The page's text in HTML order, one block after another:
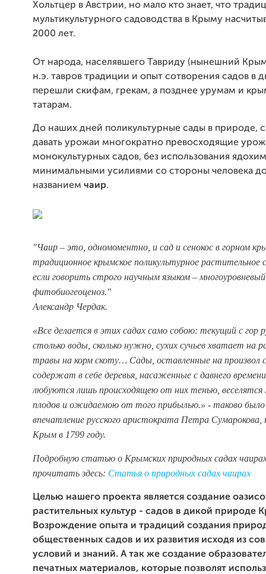
Хольтцер в Австрии, но мало кто знает, что
мультикультурного садоводства в Крыму
2000 лет.
От народа, населявшего Тавриду (нынешний
н.э. тавров традиции и опыт сотворения садов в
перешли скифам, грекам, а позднее урумам и
татарам.
До наших дней поликультурные сады в природе,
давать урожаи многократно превосходящие
монокультурных садов, без использования
минимальными усилиями со стороны человека
названием чаир.
"Чаир – это, одномоментно, и сад и сенокос в горном
традиционное крымское поликультурное растительное
если говорить строго научным языком – многоуровневый
фитобиогеоценоз."
Александр Чердак.
«Все делается в этих садах само собою: текущий с гор
столько воды, сколько нужно, сухих сучьев хватает на
травы на корм скоту… Сады, оставленные на произвол
содержат в себе деревья, насаженные с давнего
любуются лишь происходящею от них тенью,
плодов и ожидаемою от того прибылью.» - таково было
впечатление русского аристократа Петра Сумарокова,
Крым в 1799 году.
Подробную статью о Крымских природных садах
прочитать здесь: Статья о природных садах чаирах
Целью нашего проекта является создание
растительных культур - садов в дикой природе
Возрождение опыта и традиций создания
общественных садов и их развития исходя из
условий и знаний. А так же создание
печатных материалов, которые позволят